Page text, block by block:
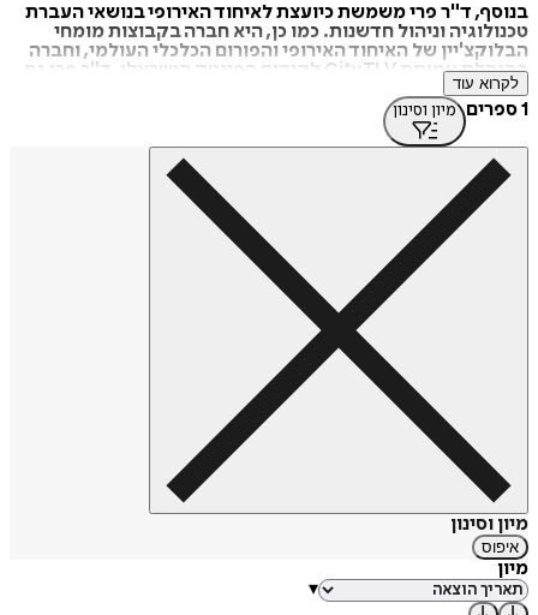
בנוסף, ד"ר פרי משמשת כיועצת לאיחוד האירופי בנושאי העברת
טכנולוגיה וניהול חדשנות. כמו כן, היא חברה בקבוצות מומחי
הבלוקצ'יין של האיחוד האירופי והפורום הכלכלי העולמי, וחברה
בהנהלת עמותת CityTLV לקידום הפינטק הישראלי. ד"ר פרי גם
חברה בוועדה המייעצת של פורום הדירקטורים בישראל, וכן
דירקטורית לשעבר באיגוד האירופי לניהול מחקר ובמכון חוגג
לחקר הבלוקצ'יין באוניברסיטת תל אביב. היא בעלת תואר דוקטור
במדעי המידע מאוניברסיטת בר אילן.
לקרוא עוד
1 ספרים מיון וסינון
מיון וסינון
איפוס
מיון
▾